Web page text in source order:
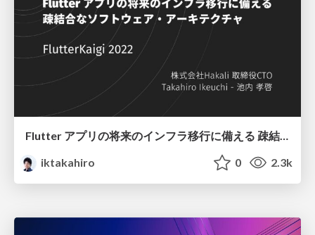
iktakahiro
0 2.3k